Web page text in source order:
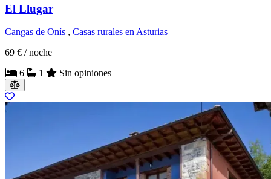
El Llugar
Cangas de Onís , Casas rurales en Asturias
69 € / noche
6
1 Sin opiniones